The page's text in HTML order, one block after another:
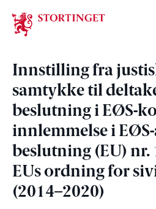
Stortinget.no
Innstilling fra
samtykke til
beslutning i EØS-
innlemmelse i
beslutning (EU)
EUs ordning for
(2014–2020)